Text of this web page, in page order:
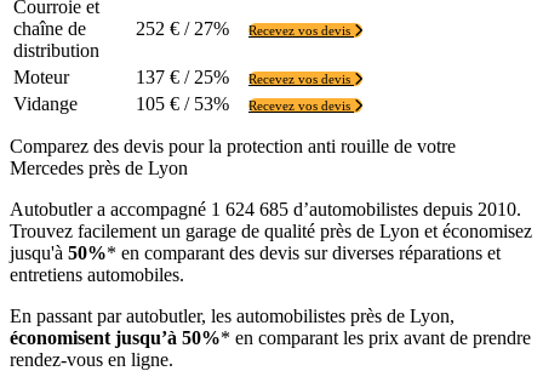
Courroie et
chaîne de
distribution
252 € / 27% Recevez vos devis
Moteur 137 € / 25% Recevez vos devis
Vidange 105 € / 53% Recevez vos devis
Comparez des devis pour la protection anti rouille de votre
Mercedes près de Lyon
Autobutler a accompagné 1 624 685 d’automobilistes depuis 2010.
Trouvez facilement un garage de qualité près de Lyon et économisez
jusqu'à 50%* en comparant des devis sur diverses réparations et
entretiens automobiles.
En passant par autobutler, les automobilistes près de Lyon,
économisent jusqu’à 50%* en comparant les prix avant de prendre
rendez-vous en ligne.